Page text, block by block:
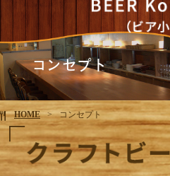
コンセプト
HOME コンセプト